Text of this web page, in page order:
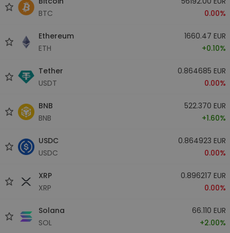
BTC
0.00%
Ethereum
ETH
1660.47 EUR
+0.10%
Tether
USDT
0.864685 EUR
0.00%
BNB
BNB
522.370 EUR
+1.60%
USDC
USDC
0.864923 EUR
0.00%
XRP
XRP
0.896217 EUR
0.00%
Solana
SOL
66.110 EUR
+2.00%